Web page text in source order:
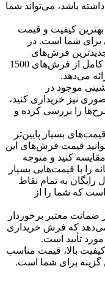
باشد، می‌تواند شما
خرید فرش 1500 شانه با بهترین کیفیت و قیمت
برای شما است. در
جدیدترین فرش‌های
ماشینی را پیدا کنید. این سایت مجموعه‌ای کامل از فرش‌های 1500
می‌دهد.
موجود در
نیز خریداری کنید،
را بررسی کرده و
بسیار پایین‌تر
قیمت فرش‌های این
کنید و متوجه
این فروشگاه، فرش‌های 1500 شانه را با قیمت‌هایی بسیار
رایگان به تمام نقاط
که شما را از
ضمانت معتبر برخوردار
می‌دهد که فرش خریداری
تأیید است.
خرید فرش 1500 شانه با کیفیت بالا، قیمت مناسب
گزینه برای شما است.